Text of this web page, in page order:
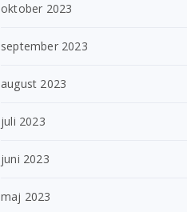
oktober 2023
september 2023
august 2023
juli 2023
juni 2023
maj 2023